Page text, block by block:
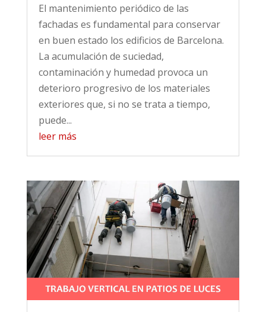
El mantenimiento periódico de las
fachadas es fundamental para conservar
en buen estado los edificios de Barcelona.
La acumulación de suciedad,
contaminación y humedad provoca un
deterioro progresivo de los materiales
exteriores que, si no se trata a tiempo,
puede...
leer más